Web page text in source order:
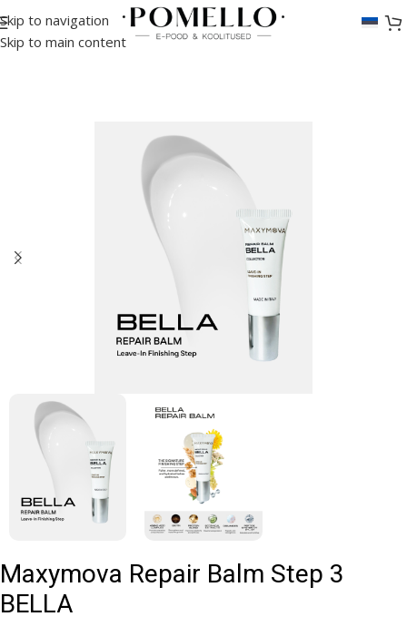
Skip to navigation
Skip to main content
Esileht /Kulmud/Kulmude lamineerimine/Emulsioonid
Maxymova Repair Balm Step 3
BELLA